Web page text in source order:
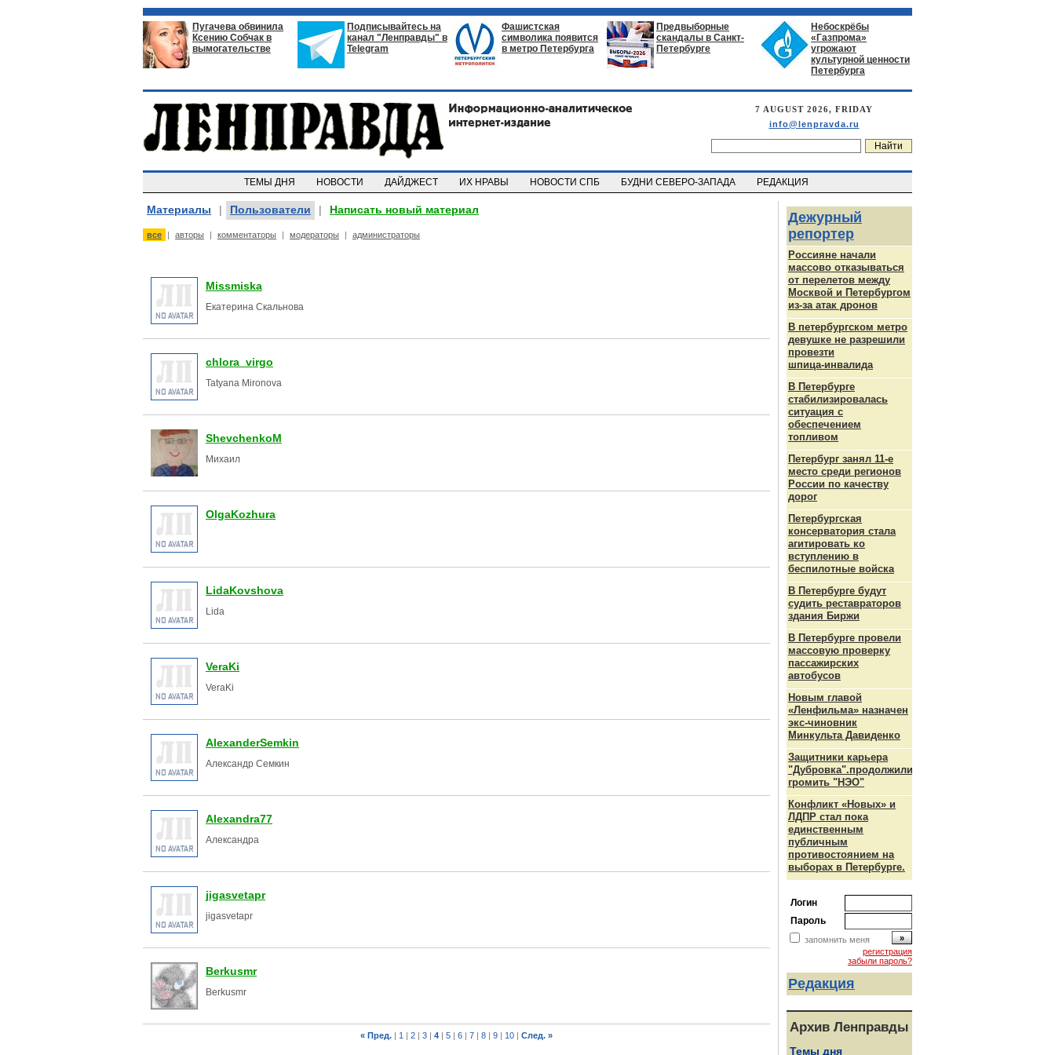
Пугачева обвинила
Ксению Собчак в
вымогательстве
Подписывайтесь на
канал "Ленправды" в
Telegram
Фашистская
символика появится
в метро Петербурга
Предвыборные
скандалы в Санкт-
Петербурге
Небоскрёбы
«Газпрома»
угрожают
культурной ценности
Петербурга
7 AUGUST 2026, FRIDAY
info@lenpravda.ru
ТЕМЫ ДНЯ НОВОСТИ ДАЙДЖЕСТ ИХ НРАВЫ НОВОСТИ СПБ БУДНИ СЕВЕРО-ЗАПАДА РЕДАКЦИЯ
Материалы | Пользователи | Написать новый материал
все | авторы | комментаторы | модераторы | администраторы
Missmiska
Екатерина Скальнова
chlora_virgo
Tatyana Mironova
ShevchenkoM
Михаил
OlgaKozhura
LidaKovshova
Lida
VeraKi
VeraKi
AlexanderSemkin
Александр Семкин
Alexandra77
Александра
jigasvetapr
jigasvetapr
Berkusmr
Berkusmr
« Пред. | 1 | 2 | 3 | 4 | 5 | 6 | 7 | 8 | 9 | 10 | След. »
Дежурный
репортер
Россияне начали
массово отказываться
от перелетов между
Москвой и Петербургом
из-за атак дронов
В петербургском метро
девушке не разрешили
провезти
шпица‑инвалида
В Петербурге
стабилизировалась
ситуация с
обеспечением
топливом
Петербург занял 11-е
место среди регионов
России по качеству
дорог
Петербургская
консерватория стала
агитировать ко
вступлению в
беспилотные войска
В Петербурге будут
судить реставраторов
здания Биржи
В Петербурге провели
массовую проверку
пассажирских
автобусов
Новым главой
«Ленфильма» назначен
экс-чиновник
Минкульта Давиденко
Защитники карьера
"Дубровка".продолжили
громить "НЭО"
Конфликт «Новых» и
ЛДПР стал пока
единственным
публичным
противостоянием на
выборах в Петербурге.
Логин
Пароль
запомнить меня
регистрация
забыли пароль?
Редакция
Архив Ленправды
Темы дня